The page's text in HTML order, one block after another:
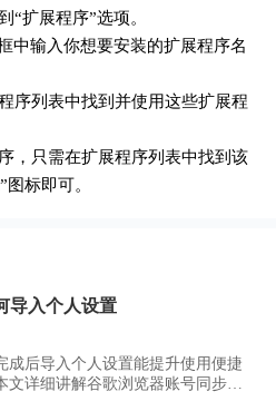
“扩展程序”选项。
中输入你想要安装的扩展程序名
序列表中找到并使用这些扩展程
，只需在扩展程序列表中找到该
标即可。
导入个人设置
成后导入个人设置能提升使用便捷
文详细讲解谷歌浏览器账号同步、